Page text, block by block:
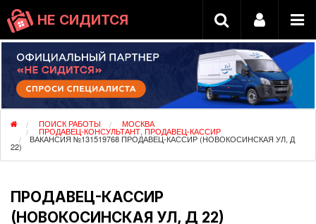
НЕ СИДИТСЯ
ПОИСК РАБОТЫ МОСКВА
ПРОДАВЕЦ-КОНСУЛЬТАНТ, ПРОДАВЕЦ-КАССИР
ВАКАНСИЯ №131519768 ПРОДАВЕЦ-КАССИР (НОВОКОСИНСКАЯ УЛ, Д
22)
ПРОДАВЕЦ-КАССИР
(НОВОКОСИНСКАЯ УЛ, Д 22)